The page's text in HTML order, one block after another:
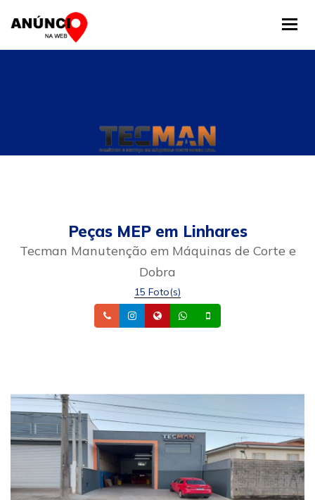
Peças MEP em Linhares
Tecman Manutenção em Máquinas de Corte e
Dobra
15 Foto(s)
TelefoneInstagram
Site Whatsapp